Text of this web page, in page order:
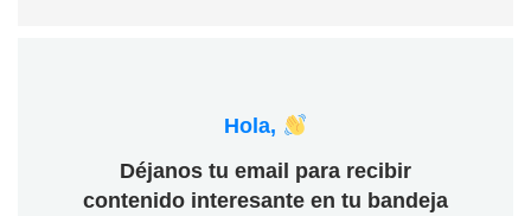
Hola,
Déjanos tu email para recibir
contenido interesante en tu bandeja